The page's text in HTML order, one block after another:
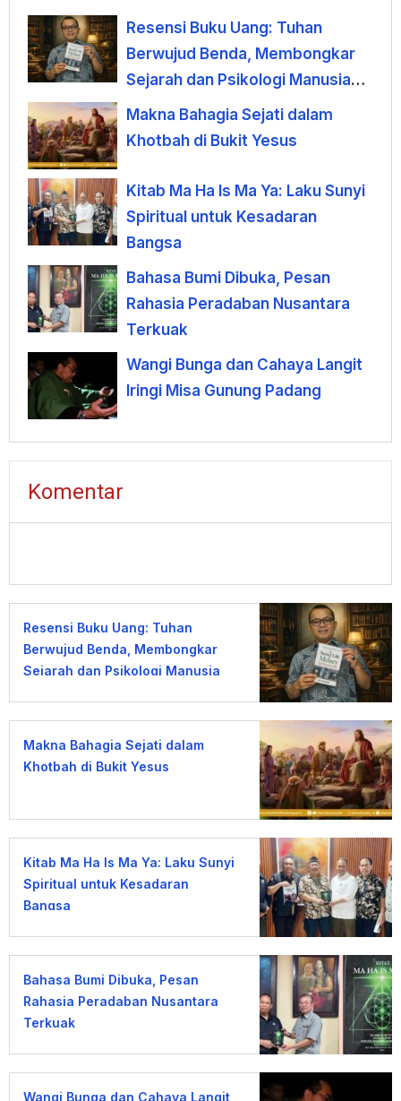
Resensi Buku Uang: Tuhan
Berwujud Benda, Membongkar
Sejarah dan Psikologi Manusia
terhadap Uang
Makna Bahagia Sejati dalam
Khotbah di Bukit Yesus
Kitab Ma Ha Is Ma Ya: Laku Sunyi
Spiritual untuk Kesadaran
Bangsa
Bahasa Bumi Dibuka, Pesan
Rahasia Peradaban Nusantara
Terkuak
Wangi Bunga dan Cahaya Langit
Iringi Misa Gunung Padang
Komentar
Resensi Buku Uang: Tuhan
Berwujud Benda, Membongkar
Sejarah dan Psikologi Manusia
Makna Bahagia Sejati dalam
Khotbah di Bukit Yesus
Kitab Ma Ha Is Ma Ya: Laku Sunyi
Spiritual untuk Kesadaran
Bangsa
Bahasa Bumi Dibuka, Pesan
Rahasia Peradaban Nusantara
Terkuak
Wangi Bunga dan Cahaya Langit